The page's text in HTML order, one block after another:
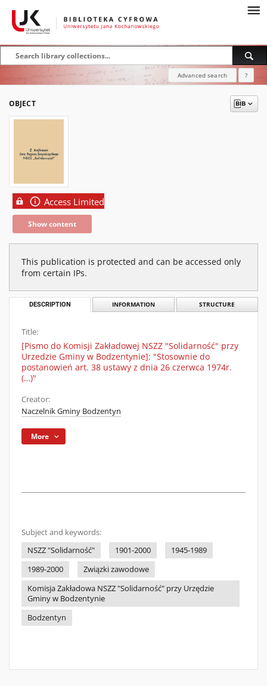
Advanced search ?
OBJECT
Access Limited
Show content
This publication is protected and can be accessed only
from certain IPs.
DESCRIPTION INFORMATION STRUCTURE
Title:
[Pismo do Komisji Zakładowej NSZZ "Solidarność" przy
Urzedzie Gminy w Bodzentynie]: "Stosownie do
postanowień art. 38 ustawy z dnia 26 czerwca 1974r.
(…)"
Creator:
Naczelnik Gminy Bodzentyn
More
Subject and keywords:
NSZZ "Solidarność"
1901-2000
1945-1989
1989-2000
Związki zawodowe
Komisja Zakładowa NSZZ "Solidarność" przy Urzędzie
Gminy w Bodzentynie
Bodzentyn